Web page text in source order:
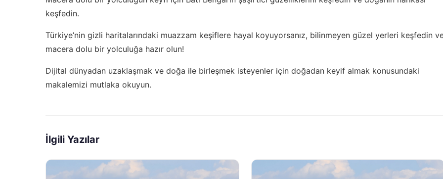
keşfedin.
Türkiye’nin gizli haritalarındaki muazzam keşiflere hayal koyuyorsanız, bilinmeyen güzel yerleri keşfedin
macera dolu bir yolculuğa hazır olun!
Dijital dünyadan uzaklaşmak ve doğa ile birleşmek isteyenler için doğadan keyif almak konusundaki
makalemizi mutlaka okuyun.
İlgili Yazılar